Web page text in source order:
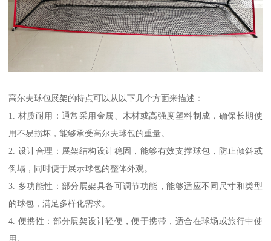
高尔夫球包展架的特点可以从以下几个方面来描述：
1. 材质耐用：通常采用金属、木材或高强度塑料制成，确保长期使
用不易损坏，能够承受高尔夫球包的重量。
2. 设计合理：展架结构设计稳固，能够有效支撑球包，防止倾斜或
倒塌，同时便于展示球包的整体外观。
3. 多功能性：部分展架具备可调节功能，能够适应不同尺寸和类型
的球包，满足多样化需求。
4. 便携性：部分展架设计轻便，便于携带，适合在球场或旅行中使
用。